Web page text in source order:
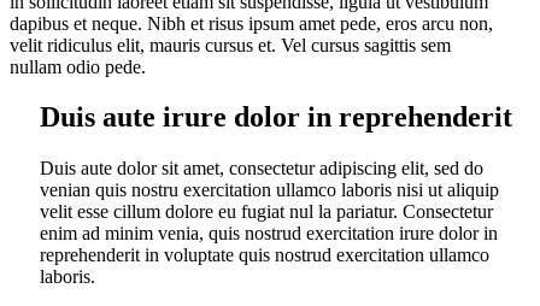
dapibus et neque. Nibh et risus ipsum amet pede, eros arcu non,
velit ridiculus elit, mauris cursus et. Vel cursus sagittis sem
nullam odio pede.
Duis aute irure dolor in reprehenderit
Duis aute dolor sit amet, consectetur adipiscing elit, sed do
venian quis nostru exercitation ullamco laboris nisi ut aliquip
velit esse cillum dolore eu fugiat nul la pariatur. Consectetur
enim ad minim venia, quis nostrud exercitation irure dolor in
reprehenderit in voluptate quis nostrud exercitation ullamco
laboris.